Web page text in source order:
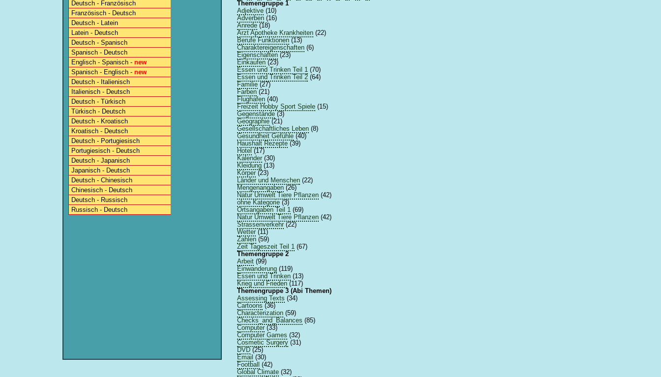
Deutsch - Französisch
Französisch - Deutsch
Deutsch - Latein
Latein - Deutsch
Deutsch - Spanisch
Spanisch - Deutsch
Englisch - Spanisch - new
Spanisch - Englisch - new
Deutsch - Italienisch
Italienisch - Deutsch
Deutsch - Türkisch
Türkisch - Deutsch
Deutsch - Kroatisch
Kroatisch - Deutsch
Deutsch - Portugiesisch
Portugiesisch - Deutsch
Deutsch - Japanisch
Japanisch - Deutsch
Deutsch - Chinesisch
Chinesisch - Deutsch
Deutsch - Russisch
Russisch - Deutsch
Themengruppe 1
Adjektive (10)
Adverben (16)
Anrede (18)
Arzt Apotheke Krankheiten (22)
Berufe Funktionen (13)
Charaktereigenschaften (6)
Eigenschaften (23)
Einkaufen (23)
Essen und Trinken Teil 1 (70)
Essen und Trinken Teil 2 (64)
Familie (27)
Farben (21)
Flughafen (40)
Freizeit Hobby Sport Spiele (15)
Gegenstände (3)
Geographie (21)
Gesellschaftliches Leben (8)
Gesundheit Gefühle (40)
Haushalt Rezepte (39)
Hotel (17)
Kalender (30)
Kleidung (13)
Körper (23)
Länder und Menschen (22)
Mengenangaben (26)
Natur Umwelt Tiere Pflanzen (42)
ohne Kategorie (3)
Ortsangaben Teil 1 (69)
Natur Umwelt Tiere Pflanzen (42)
Strassenverkehr (22)
Wetter (11)
Zahlen (59)
Zeit Tageszeit Teil 1 (67)
Themengruppe 2
Arbeit (99)
Einwanderung (119)
Essen und Trinken (13)
Krieg und Frieden (117)
Themengruppe 3 (Abi Themen)
Assessing Texts (34)
Cartoons (36)
Characterization (59)
Checks_and_Balances (85)
Computer (33)
Computer Games (32)
Cosmetic Surgery (31)
DVD (25)
Email (30)
Football (42)
Global Climate (32)